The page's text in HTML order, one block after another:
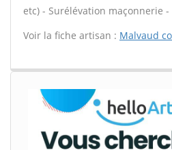
etc) - Surélévation maçonnerie
Voir la fiche artisan : Malvaud